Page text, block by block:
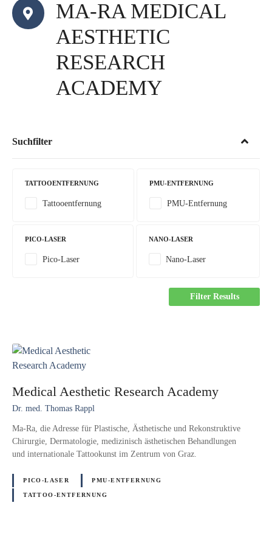
MA-RA MEDICAL
AESTHETIC
RESEARCH
ACADEMY
Suchfilter
TATTOOENTFERNUNG
Tattooentfernung
PMU-ENTFERNUNG
PMU-Entfernung
PICO-LASER
Pico-Laser
NANO-LASER
Nano-Laser
Filter Results
Medical Aesthetic Research Academy
Dr. med. Thomas Rappl
Ma-Ra, die Adresse für Plastische, Ästhetische und Rekonstruktive
Chirurgie, Dermatologie, medizinisch ästhetischen Behandlungen
und internationale Tattookunst im Zentrum von Graz.
PICO-LASER PMU-ENTFERNUNG
TATTOO-ENTFERNUNG